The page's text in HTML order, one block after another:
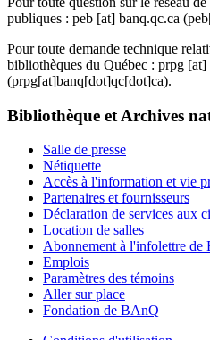
publiques : peb [at] banq.qc.ca
Pour toute demande technique
bibliothèques du Québec : prpg [at]
(prpg[at]banq[dot]qc[dot]ca).
Bibliothèque et Archives
Salle de presse
Nétiquette
Accès à l'information et vie
Partenaires et fournisseurs
Déclaration de services aux
Location de salles
Abonnement à l'infolettre de
Emplois
Paramètres des témoins
Aller sur place
Fondation de BAnQ